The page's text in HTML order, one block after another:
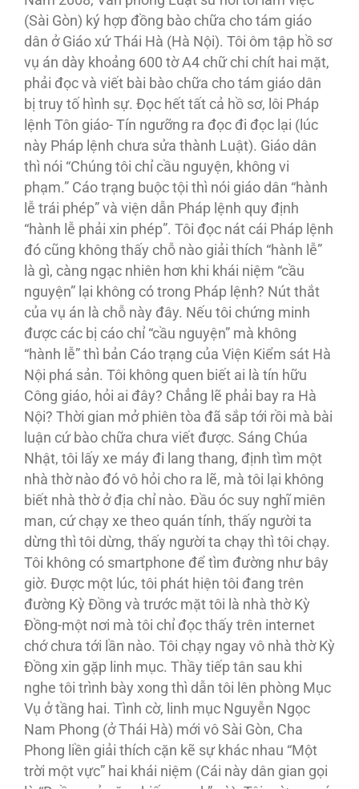
(Sài Gòn) ký hợp đồng bào chữa cho tám giáo
dân ở Giáo xứ Thái Hà (Hà Nội). Tôi ôm tập hồ sơ
vụ án dày khoảng 600 tờ A4 chữ chi chít hai mặt,
phải đọc và viết bài bào chữa cho tám giáo dân
bị truy tố hình sự. Ðọc hết tất cả hồ sơ, lôi Pháp
lệnh Tôn giáo- Tín ngưỡng ra đọc đi đọc lại (lúc
này Pháp lệnh chưa sửa thành Luật). Giáo dân
thì nói “Chúng tôi chỉ cầu nguyện, không vi
phạm.” Cáo trạng buộc tội thì nói giáo dân “hành
lễ trái phép” và viện dẫn Pháp lệnh quy định
“hành lễ phải xin phép”. Tôi đọc nát cái Pháp lệnh
đó cũng không thấy chỗ nào giải thích “hành lễ”
là gì, càng ngạc nhiên hơn khi khái niệm “cầu
nguyện” lại không có trong Pháp lệnh? Nút thắt
của vụ án là chỗ này đây. Nếu tôi chứng minh
được các bị cáo chỉ “cầu nguyện” mà không
“hành lễ” thì bản Cáo trạng của Viện Kiểm sát Hà
Nội phá sản. Tôi không quen biết ai là tín hữu
Công giáo, hỏi ai đây? Chẳng lẽ phải bay ra Hà
Nội? Thời gian mở phiên tòa đã sắp tới rồi mà bài
luận cứ bào chữa chưa viết được. Sáng Chúa
Nhật, tôi lấy xe máy đi lang thang, định tìm một
nhà thờ nào đó vô hỏi cho ra lẽ, mà tôi lại không
biết nhà thờ ở địa chỉ nào. Ðầu óc suy nghĩ miên
man, cứ chạy xe theo quán tính, thấy người ta
dừng thì tôi dừng, thấy người ta chạy thì tôi chạy.
Tôi không có smartphone để tìm đường như bây
giờ. Ðược một lúc, tôi phát hiện tôi đang trên
đường Kỳ Ðồng và trước mặt tôi là nhà thờ Kỳ
Ðồng-một nơi mà tôi chỉ đọc thấy trên internet
chớ chưa tới lần nào. Tôi chạy ngay vô nhà thờ Kỳ
Ðồng xin gặp linh mục. Thầy tiếp tân sau khi
nghe tôi trình bày xong thì dẫn tôi lên phòng Mục
Vụ ở tầng hai. Tình cờ, linh mục Nguyễn Ngọc
Nam Phong (ở Thái Hà) mới vô Sài Gòn, Cha
Phong liền giải thích cặn kẽ sự khác nhau “Một
trời một vực” hai khái niệm (Cái này dân gian gọi